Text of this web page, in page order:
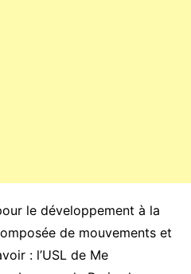
le développement à la
de mouvements et
: l’USL de Me